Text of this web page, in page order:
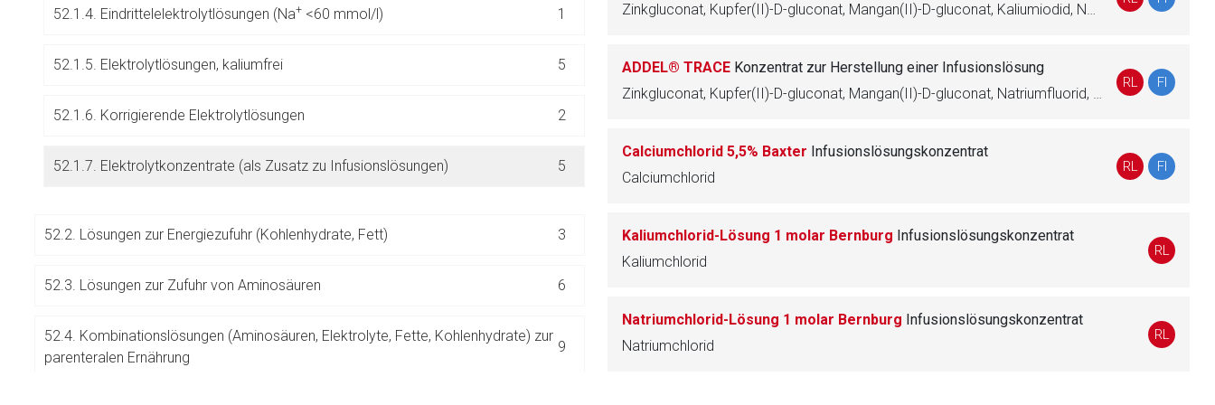
52.1.4. Eindrittelelektrolytlösungen (Na+ <60 mmol/l) 1
52.1.5. Elektrolytlösungen, kaliumfrei 5
52.1.6. Korrigierende Elektrolytlösungen 2
52.1.7. Elektrolytkonzentrate (als Zusatz zu Infusionslösungen) 5
52.2. Lösungen zur Energiezufuhr (Kohlenhydrate, Fett) 3
52.3. Lösungen zur Zufuhr von Aminosäuren 6
52.4. Kombinationslösungen (Aminosäuren, Elektrolyte, Fette, Kohlenhydrate) zur
parenteralen Ernährung
9
Zinkgluconat, Kupfer(II)-D-gluconat, Mangan(II)-D-gluconat, Kaliumiodid, Natriumselenit
ADDEL® TRACE Konzentrat zur Herstellung einer Infusionslösung
Zinkgluconat, Kupfer(II)-D-gluconat, Mangan(II)-D-gluconat, Natriumfluorid, Kaliumiodid, Natriumselenit, Natriummolybdat, Chromchlorid, Eisen(II)-gluconat
RL FI
Calciumchlorid 5,5% Baxter Infusionslösungskonzentrat
Calciumchlorid
RL FI
Kaliumchlorid-Lösung 1 molar Bernburg Infusionslösungskonzentrat
Kaliumchlorid
RL
Natriumchlorid-Lösung 1 molar Bernburg Infusionslösungskonzentrat
Natriumchlorid
RL
Betreiber verantwortlich. Ebenso gelten dort ggf. andere Datenschutzbestimmungen.
Zurück zur rote-liste.de Zur Seite